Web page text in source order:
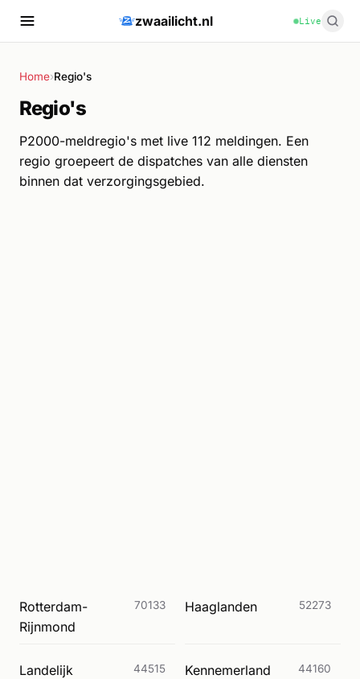
zwaailicht.nl Live
Home›Regio's
Regio's
P2000-meldregio's met live 112 meldingen. Een
regio groepeert de dispatches van alle diensten
binnen dat verzorgingsgebied.
Rotterdam-
Rijnmond
70133 Haaglanden 52273
Landelijk 44515 Kennemerland 44160